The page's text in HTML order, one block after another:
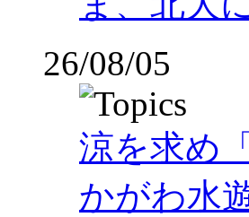
26/08/05
涼を求め
かがわ水